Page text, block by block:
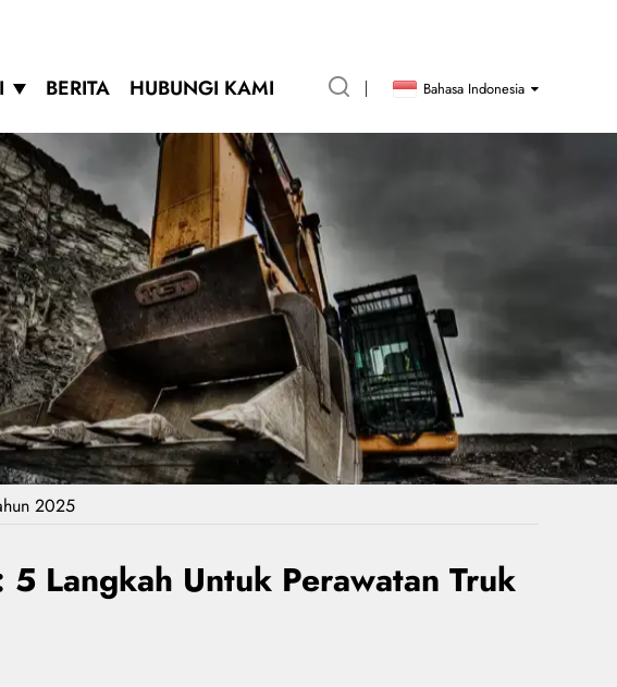
BERITA HUBUNGI KAMI Bahasa Indonesia
2025
Langkah Untuk Perawatan Truk